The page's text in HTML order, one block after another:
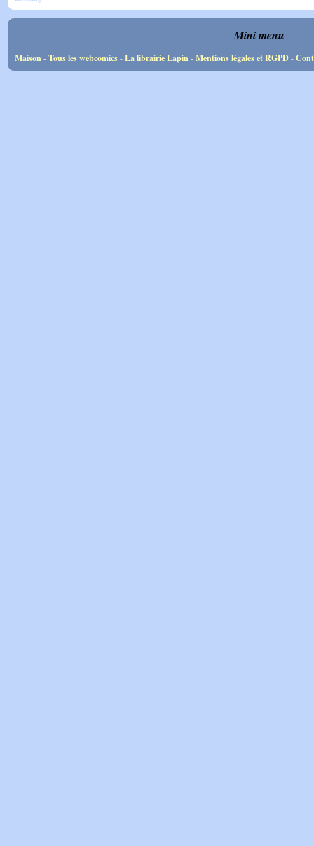
Mini menu
Maison-Tous les webcomics-La librairie Lapin-Mentions légales et RGPD-